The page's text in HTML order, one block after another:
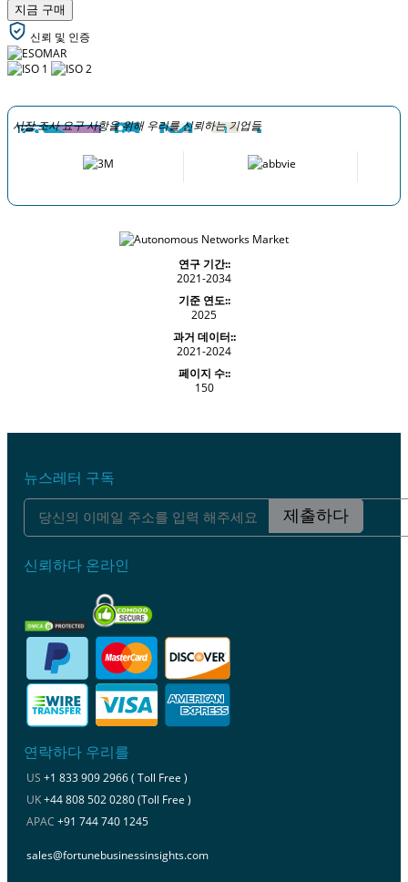
지금 구매
신뢰 및 인증
시장 조사 요구 사항을 위해 우리를 신뢰하는 기업들
연구 기간::
2021-2034
기준 연도::
2025
과거 데이터::
2021-2024
페이지 수::
150
뉴스레터 구독
제출하다
신뢰하다 온라인
연락하다 우리를
US +1 833 909 2966 ( Toll Free )
UK+44 808 502 0280 (Toll Free )
APAC +91 744 740 1245
sales@fortunebusinessinsights.com